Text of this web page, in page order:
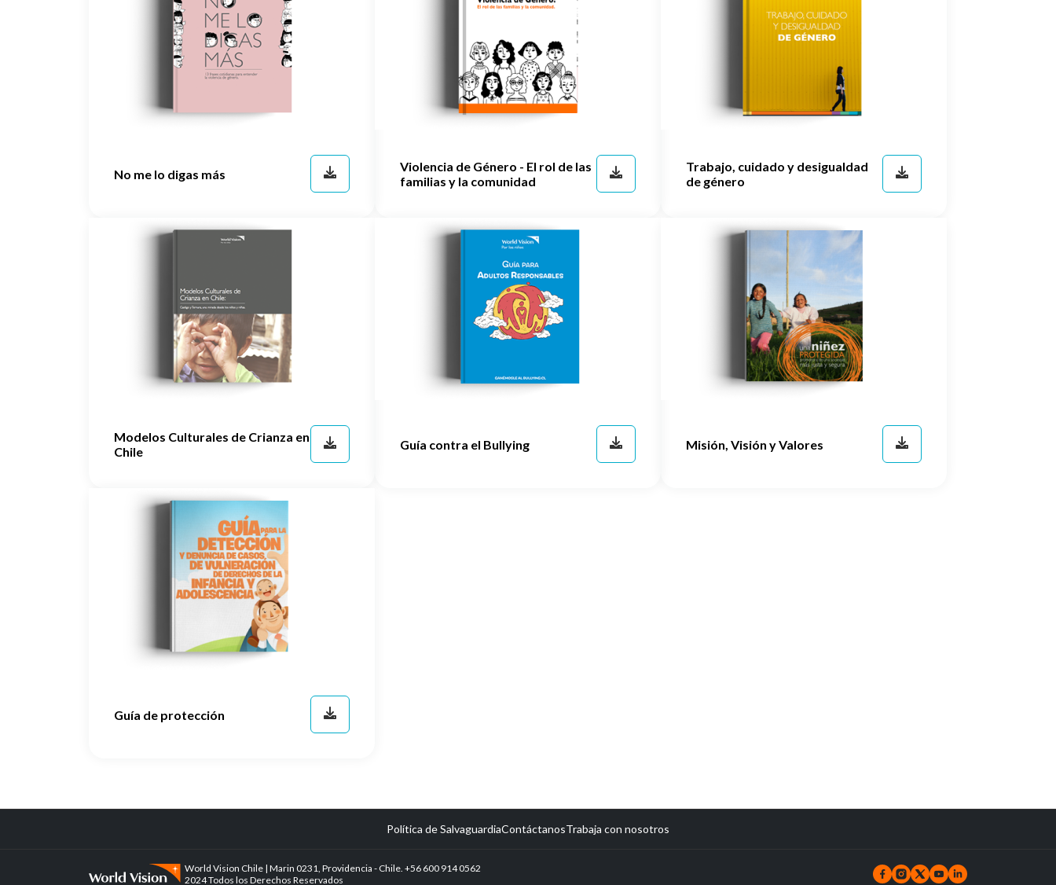
No me lo digas más
Violencia de Género - El rol de las
familias y la comunidad
Trabajo, cuidado y desigualdad
de género
Modelos Culturales de Crianza en
Chile
Guía contra el Bullying Misión, Visión y Valores
Guía de protección
Política de SalvaguardiaContáctanosTrabaja con nosotros
World Vision Chile | Marin 0231, Providencia - Chile. +56 600 914 0562
2024 Todos los Derechos Reservados